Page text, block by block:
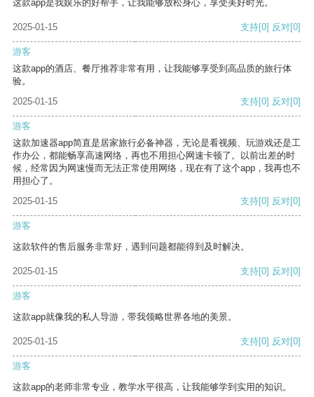
这款app是我娱乐的好帮手，让我能够放松身心，享受美好时光。
2025-01-15 支持[0] 反对[0]
游客
这款app的酒店、餐厅推荐非常有用，让我能够享受到高品质的旅行体
验。
2025-01-15
支持[0] 反对[0]
游客
这款加速器app简直是居家旅行必备神器，无论是看视频、玩游戏还是工
作办公，都能畅享高速网络，再也不用担心网速卡顿了。以前出差的时
候，经常因为网速慢而无法正常使用网络，现在有了这个app，我再也不
用担心了。
2025-01-15
支持[0] 反对[0]
游客
这款软件的售后服务非常好，遇到问题都能得到及时解决。
2025-01-15 支持[0] 反对[0]
游客
这款app就像我的私人导游，带我领略世界各地的美景。
2025-01-15 支持[0] 反对[0]
游客
这款app的老师非常专业，教学水平很高，让我能够学到实用的知识。